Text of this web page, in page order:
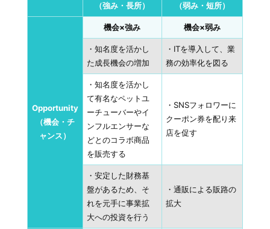
（強み・長所）
（弱み・短所）
Opportunity
（機会・チ
ャンス）
機会×強み 機会×弱み
・知名度を活かし
た成長機会の増加
・ITを導入して、業
務の効率化を図る
・知名度を活かし
て有名なペットユ
ーチューバーやイ
ンフルエンサーな
どとのコラボ商品
を販売する
・SNSフォロワーに
クーポン券を配り来
店を促す
・安定した財務基
盤があるため、そ
れを元手に事業拡
大への投資を行う
・通販による販路の
拡大